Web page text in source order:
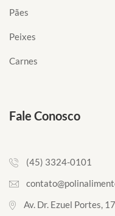
Pães
Peixes
Carnes
Fale Conosco
(45) 3324-0101
Av. Dr. Ezuel Portes,